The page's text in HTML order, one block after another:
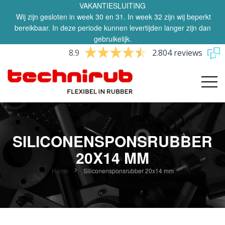
VAKANTIESLUITING
Wij zijn gesloten in week 30 en 31. In week 32 zijn wij beperkt
bereikbaar. In deze periode kunnen levertijden langer zijn dan
gebruikelijk.
8.9 2.804 reviews
SILICONENSPONSRUBBER
20X14 MM
Home Siliconensponsrubber 20x14 mm